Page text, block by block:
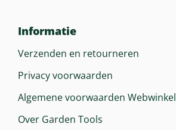
Display
Nee
Optie
Informatie
Verzenden en retourneren
Privacy voorwaarden
Algemene voorwaarden Webwinkel
Over Garden Tools